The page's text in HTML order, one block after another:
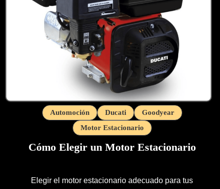
Automoción Ducati
Goodyear
Motor Estacionario
Cómo Elegir un Motor Estacionario
Elegir el motor estacionario adecuado para tus